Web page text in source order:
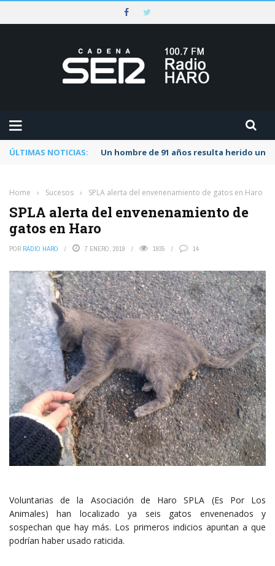
ÚLTIMAS NOTICIAS: Un hombre de 91 años resulta herido
Home › Sucesos › SPLA alerta del envenenamiento de gatos en Haro
SPLA alerta del envenenamiento de
gatos en Haro
POR RADIO HARO 7 ENERO, 2019 1935 14
Voluntarias de la Asociación de Haro SPLA (Es Por Los
Animales) han localizado ya seis gatos envenenados y
sospechan que hay más. Los primeros indicios apuntan a que
podrían haber usado raticida.